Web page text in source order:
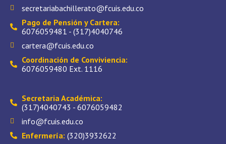
secretariabachillerato@fcuis.edu.co
Pago de Pensión y Cartera:
6076059481 - (317)4040746
cartera@fcuis.edu.co
Coordinación de Conviviencia:
6076059480 Ext. 1116
Secretaria Académica:
(317)4040743 - 6076059482
info@fcuis.edu.co
Enfermería: (320)3932622